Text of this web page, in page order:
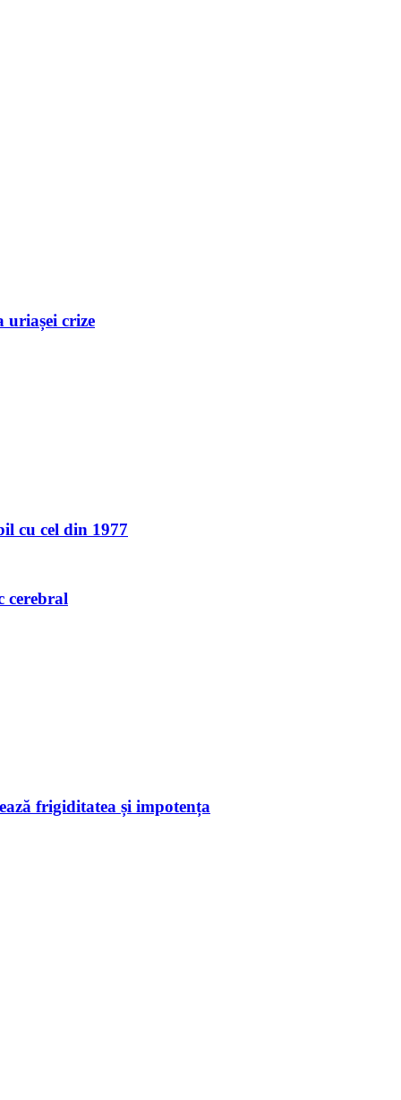
uriașei crize
cu cel din 1977
cerebral
frigiditatea și impotența